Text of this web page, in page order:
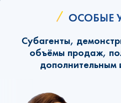
ОСОБЫЕ
Субагенты,
объёмы продаж,
дополнительным